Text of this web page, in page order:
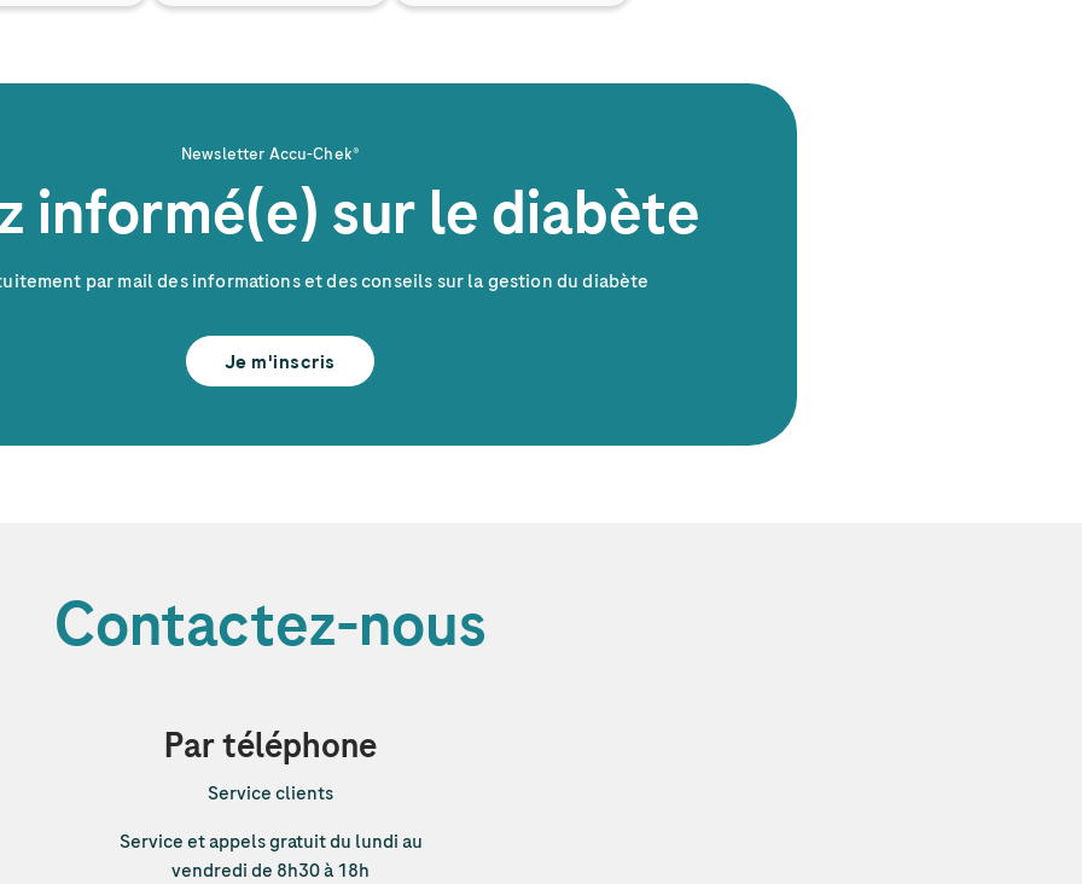
Newsletter Accu-Chek®
informé(e) sur le diabète
par mail des informations et des conseils sur la gestion du diabète
Je m'inscris
Contactez-nous
Par téléphone
Service clients
Service et appels gratuit du lundi au
vendredi de 8h30 à 18h